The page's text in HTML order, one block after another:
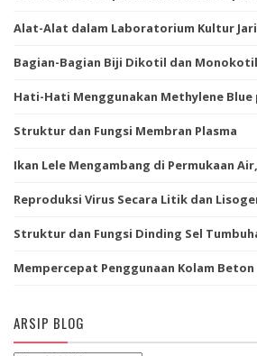
Alat-Alat dalam Laboratorium Kultur
Bagian-Bagian Biji Dikotil dan Monokotil
Hati-Hati Menggunakan Methylene Blue
Struktur dan Fungsi Membran Plasma
Ikan Lele Mengambang di Permukaan
Reproduksi Virus Secara Litik dan
Struktur dan Fungsi Dinding Sel
Mempercepat Penggunaan Kolam Beton
ARSIP BLOG